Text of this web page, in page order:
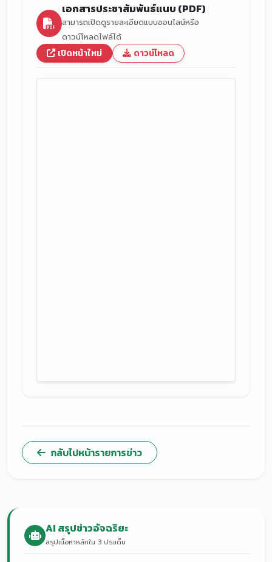
เอกสารประชาสัมพันธ์แนบ (PDF)
สามารถเปิดดูรายละเอียดแบบออนไลน์หรือ
ดาวน์โหลดไฟล์ได้
เปิดหน้าใหม่ ดาวน์โหลด
กลับไปหน้ารายการข่าว
AI สรุปข่าวอัจฉริยะ
สรุปเนื้อหาหลักใน 3 ประเด็น